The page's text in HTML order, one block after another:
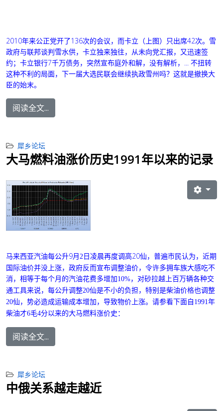
2010年来公正党开了136次的会议，而卡立 （上图）只出席42次。雪
政府与联邦谈判雪水供，卡立独来独往，从未向党汇报，又迅速签
约；卡立银行7千万债务，突然宣布庭外和解，没有解析，... 不扭转
这种不利的局面，下一届大选民联会继续执政雪州吗？这就是撤换大
臣的始末。
阅读全文...
犀乡论坛
大马燃料油涨价历史1991年以来的记录
马来西亚汽油每公升9月 2 日凌晨再度调高20仙， 普遍市民认为，近期
国际油价并没上涨，政府反而宣布调整油价，令许多拥车族大感吃不
消，相等于每个月的汽油花费多增加10%， 对砂拉越上百万辆各种交
通工具来说，每公升调整20仙是不小的负担，特别是柴油价格也调整
20仙，势必造成运输成本增加，导致物价上涨。请参看下面自1991年
柴油才6毛4分以来的大马燃料涨价史：
阅读全文...
犀乡论坛
中俄关系越走越近